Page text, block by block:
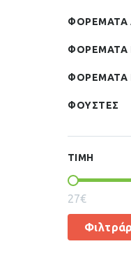
ΦΟΡΕΜΑΤΑ
ΦΟΡΕΜΑΤΑ
ΦΟΡΕΜΑΤΑ
ΦΟΥΣΤΕΣ
ΤΙΜΗ
27€